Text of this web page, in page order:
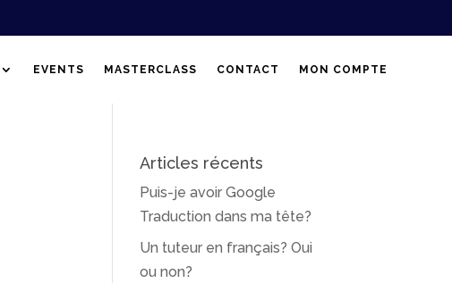
EVENTS MASTERCLASS CONTACT MON COMPTE
Articles récents
Puis-je avoir Google
Traduction dans ma tête?
Un tuteur en français? Oui
ou non?